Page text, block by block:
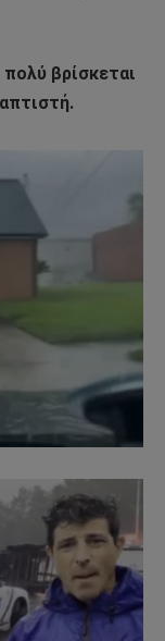
βρίσκεται